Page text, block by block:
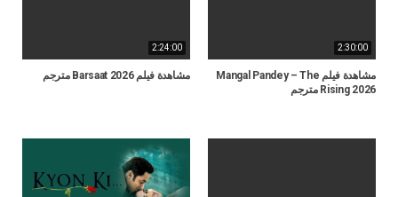
2:30:00
مشاهدة فيلم Mangal Pandey – The
Rising 2026 مترجم
2:24:00
مشاهدة فيلم Barsaat 2026 مترجم